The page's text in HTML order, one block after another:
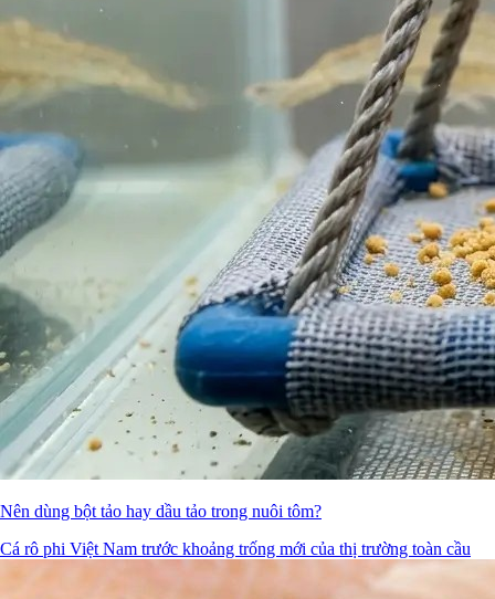
Nên dùng bột tảo hay dầu tảo trong nuôi tôm?
Cá rô phi Việt Nam trước khoảng trống mới của thị trường toàn cầu